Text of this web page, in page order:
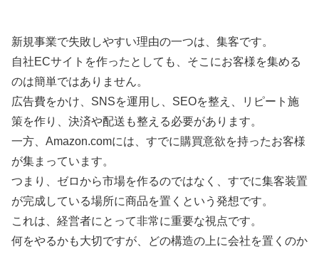
新規事業で失敗しやすい理由の一つは、集客です。
自社ECサイトを作ったとしても、そこにお客様を集める
のは簡単ではありません。
広告費をかけ、SNSを運用し、SEOを整え、リピート施
策を作り、決済や配送も整える必要があります。
一方、Amazon.comには、すでに購買意欲を持ったお客様
が集まっています。
つまり、ゼロから市場を作るのではなく、すでに集客装置
が完成している場所に商品を置くという発想です。
これは、経営者にとって非常に重要な視点です。
何をやるかも大切ですが、どの構造の上に会社を置くのか